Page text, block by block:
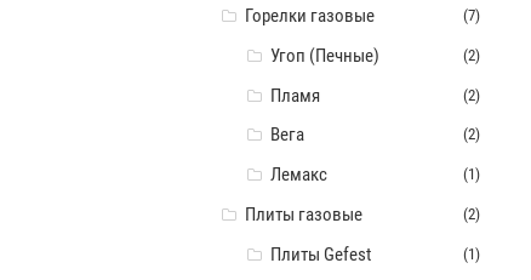
Горелки газовые (7)
Угоп (Печные) (2)
Пламя (2)
Вега (2)
Лемакс (1)
Плиты газовые (2)
Плиты Gefest (1)